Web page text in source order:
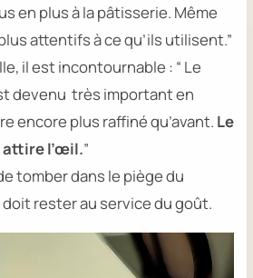
en plus à la pâtisserie. Même
attentifs à ce qu’ils utilisent.”
il est incontournable : “ Le
devenu très important en
encore plus raffiné qu’avant. Le
attire l’œil.”
tomber dans le piège du
doit rester au service du goût.